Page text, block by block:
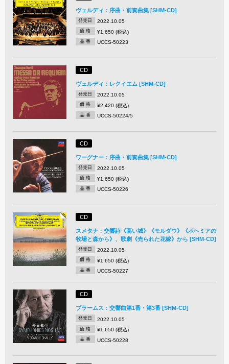
ヴェルディ：序曲・前奏曲集 [SHM-CD]
発売日 2022.10.05
価 格 ¥1,650 (税込)
品 番 UCCS-50223
CD
ヴェルディ：レクイエム [SHM-CD]
発売日 2022.10.05
価 格 ¥2,420 (税込)
品 番 UCCS-50224/5
CD
ワーグナー：序曲・前奏曲集 [SHM-CD]
発売日 2022.10.05
価 格 ¥1,650 (税込)
品 番 UCCS-50226
CD
スメタナ：交響詩《高い城》《モルダウ》《ボヘミアの
牧場と森から》、歌劇《売られた花嫁》から [SHM-CD]
発売日 2022.10.05
価 格 ¥1,650 (税込)
品 番 UCCS-50227
CD
ブラームス：交響曲第1番・第3番 [SHM-CD]
発売日 2022.10.05
価 格 ¥1,650 (税込)
品 番 UCCS-50228